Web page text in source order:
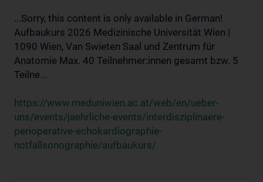
...Sorry, this content is only available in German!
Aufbaukurs 2026 Medizinische Universität Wien |
1090 Wien, Van Swieten Saal und Zentrum für
Anatomie Max. 40 Teilnehmer:innen gesamt bzw. 5
Teilne...
https://www.meduniwien.ac.at/web/en/ueber-
uns/events/jaehrliche-events/interdisziplinaere-
perioperative-echokardiographie-
notfallsonographie/aufbaukurs/